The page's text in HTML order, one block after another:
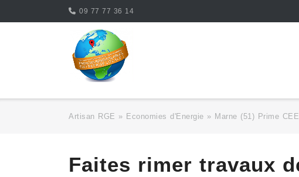
09 77 77 36 14
Artisan RGE » Economies d'Energie » Marne (51) Prime
Faites rimer travaux